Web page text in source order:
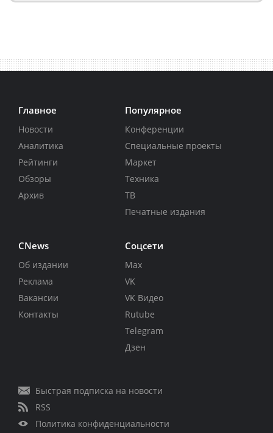
Главное
Новости
Аналитика
Рейтинги
Обзоры
Архив
Популярное
Конференции
Специальные проекты
Маркет
Техника
ТВ
Печатные издания
CNews
Об издании
Реклама
Вакансии
Контакты
Соцсети
Max
VK
VK Видео
Rutube
Telegram
Дзен
Быстрая подписка на новости
RSS
Политика конфиденциальности